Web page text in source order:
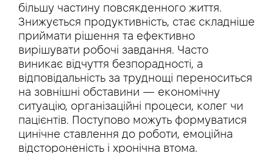
більшу частину повсякденного життя.
Знижується продуктивність, стає складніше
приймати рішення та ефективно
вирішувати робочі завдання. Часто
виникає відчуття безпорадності, а
відповідальність за труднощі переноситься
на зовнішні обставини — економічну
ситуацію, організаційні процеси, колег чи
пацієнтів. Поступово можуть формуватися
цинічне ставлення до роботи, емоційна
відстороненість і хронічна втома.